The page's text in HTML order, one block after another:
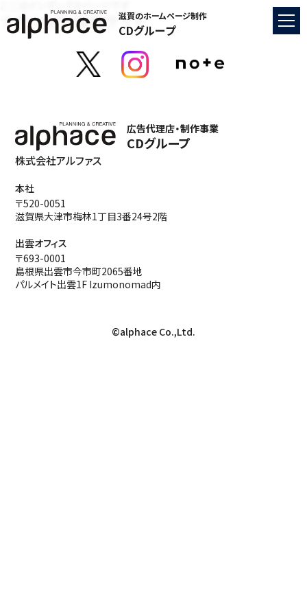
滋賀のホームページ制作
CDグループ
ナカショウ 採用サイト
広告代理店・制作事業
CDグループ
株式会社アルファス
本社
〒520-0051
滋賀県大津市梅林1丁目3番24号2階
出雲オフィス
〒693-0001
島根県出雲市今市町2065番地
パルメイト出雲1F Izumonomad内
©alphace Co.,Ltd.